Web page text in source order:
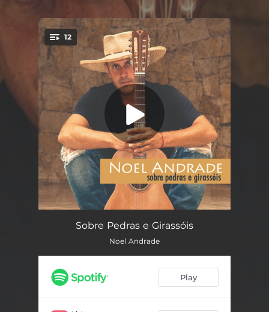
You're all set!
12
Casa No Campo
Pode Ser Assim
No Meio da Serra 03:15
Sobre Pedras e Girassóis
Noel Andrade
Play